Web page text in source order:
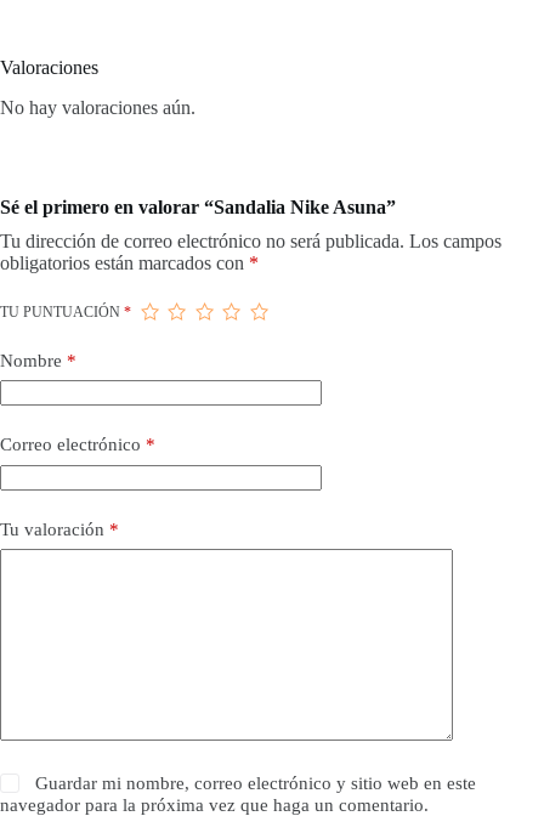
Valoraciones
No hay valoraciones aún.
Sé el primero en valorar “Sandalia Nike Asuna”
Tu dirección de correo electrónico no será publicada. Los campos
obligatorios están marcados con *
TU PUNTUACIÓN *
Nombre *
Correo electrónico *
Tu valoración *
Guardar mi nombre, correo electrónico y sitio web en este
navegador para la próxima vez que haga un comentario.